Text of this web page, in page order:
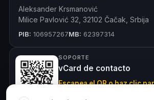
Aleksander Krsmanović
Milice Pavlović 32, 32102 Čačak, Srbija
PIB: 106957267MB: 62397314
SOPORTE
vCard de contacto
Escanea el QR o haz clic